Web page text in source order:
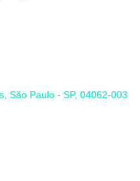
São Paulo - SP, 04062-003